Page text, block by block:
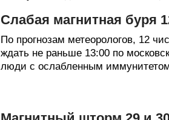
Слабая магнитная буря
По прогнозам метеорологов, 12
ждать не раньше 13:00 по
люди с ослабленным